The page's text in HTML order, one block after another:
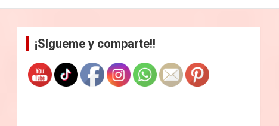
¡Sígueme y comparte!!